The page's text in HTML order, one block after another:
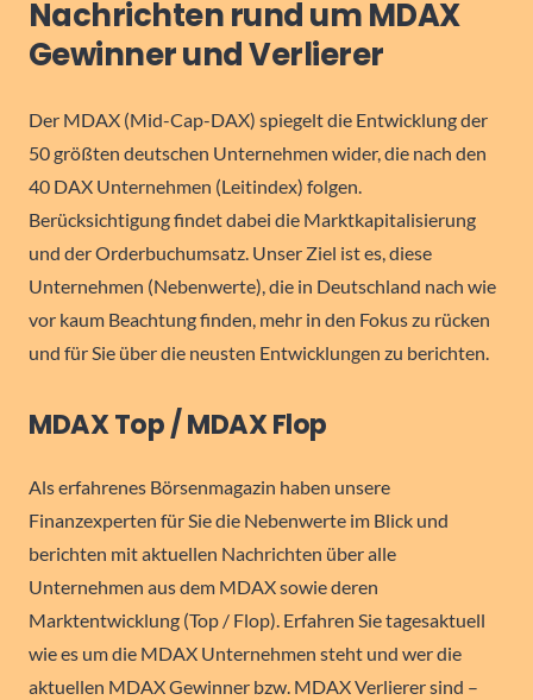
Nachrichten rund um MDAX
Gewinner und Verlierer
Der MDAX (Mid-Cap-DAX) spiegelt die Entwicklung der
50 größten deutschen Unternehmen wider, die nach den
40 DAX Unternehmen (Leitindex) folgen.
Berücksichtigung findet dabei die Marktkapitalisierung
und der Orderbuchumsatz. Unser Ziel ist es, diese
Unternehmen (Nebenwerte), die in Deutschland nach wie
vor kaum Beachtung finden, mehr in den Fokus zu rücken
und für Sie über die neusten Entwicklungen zu berichten.
MDAX Top / MDAX Flop
Als erfahrenes Börsenmagazin haben unsere
Finanzexperten für Sie die Nebenwerte im Blick und
berichten mit aktuellen Nachrichten über alle
Unternehmen aus dem MDAX sowie deren
Marktentwicklung (Top / Flop). Erfahren Sie tagesaktuell
wie es um die MDAX Unternehmen steht und wer die
aktuellen MDAX Gewinner bzw. MDAX Verlierer sind –